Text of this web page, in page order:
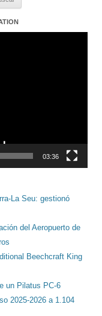
03:36
La Seu: gestionó
del Aeropuerto de
Beechcraft King
un Pilatus PC-6
2025-2026 a 1.104